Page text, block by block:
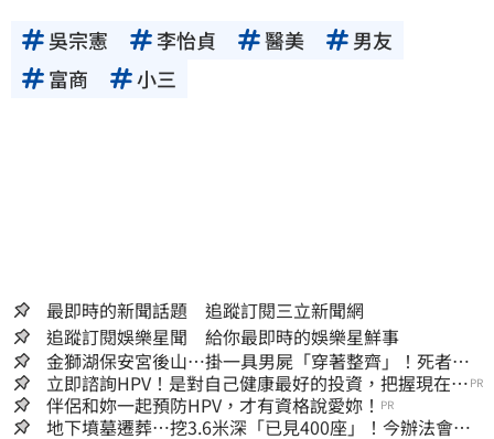
其真實性、正確性、即時性、完整性或合法
性。三立新聞網所提供的資訊內容，若其著作
吳宗憲 李怡貞 醫美
男友
富商
小三
最即時的新聞話題 追蹤訂閱三立新聞網
追蹤訂閱娛樂星聞 給你最即時的娛樂星鮮事
金獅湖保安宮後山…掛一具男屍「穿著整齊」！死者身
份曝
立即諮詢HPV！是對自己健康最好的投資，把握現在不
嫌晚！
PR
伴侶和妳一起預防HPV，才有資格說愛妳！ PR
地下墳墓遷葬…挖3.6米深「已見400座」！今辦法會安